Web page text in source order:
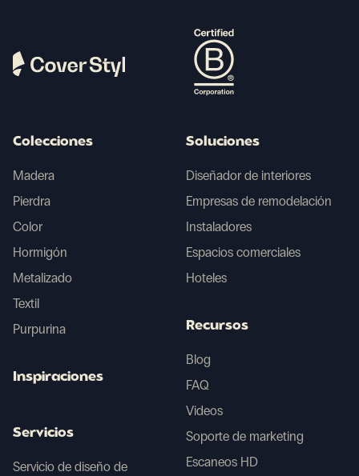
Colecciones
Madera
Pierdra
Color
Hormigón
Metalizado
Textil
Purpurina
Inspiraciones
Servicios
Servicio de diseño de
Soluciones
Diseñador de interiores
Empresas de remodelación
Instaladores
Espacios comerciales
Hoteles
Recursos
Blog
FAQ
Videos
Soporte de marketing
Escaneos HD